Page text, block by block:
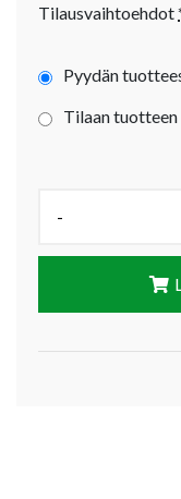
Tilausvaihtoehdot
Pyydän
Tilaan tuotteen
-